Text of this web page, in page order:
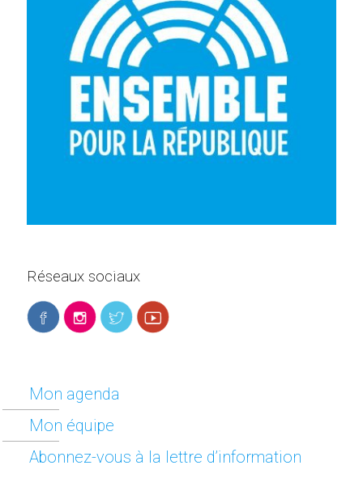
Réseaux sociaux
Mon agenda
Mon équipe
Abonnez-vous à la lettre d’information